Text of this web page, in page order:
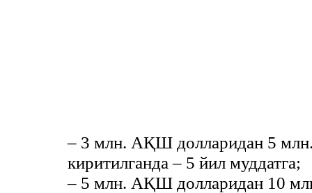
– 3 млн. АҚШ долларидан 5
киритилганда – 5 йил муддатга;
– 5 млн. АҚШ долларидан 10